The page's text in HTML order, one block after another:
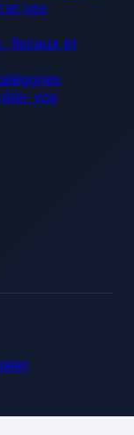
et vos
fiscaux et
vos